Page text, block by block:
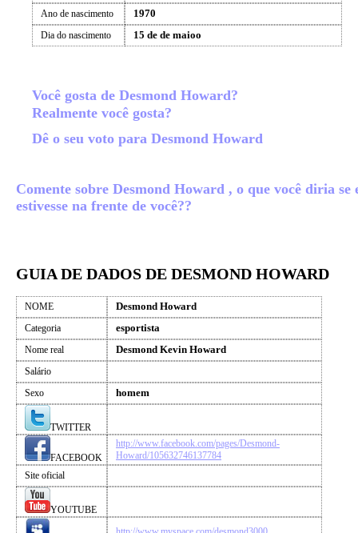
Ano de nascimento 1970
Dia do nascimento 15 de de maioo
Você gosta de Desmond Howard?
Realmente você gosta?
Dê o seu voto para Desmond Howard
Comente sobre Desmond Howard , o que você diria se
estivesse na frente de você??
GUIA DE DADOS DE DESMOND HOWARD
NOME Desmond Howard
Categoria esportista
Nome real Desmond Kevin Howard
Salário
Sexo
homem
TWITTER
FACEBOOK
http://www.facebook.com/pages/Desmond-
Howard/105632746137784
Site oficial
YOUTUBE